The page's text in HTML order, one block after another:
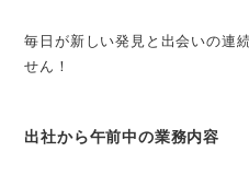
毎日が新しい発見と出会いの連
せん！
出社から午前中の業務内容